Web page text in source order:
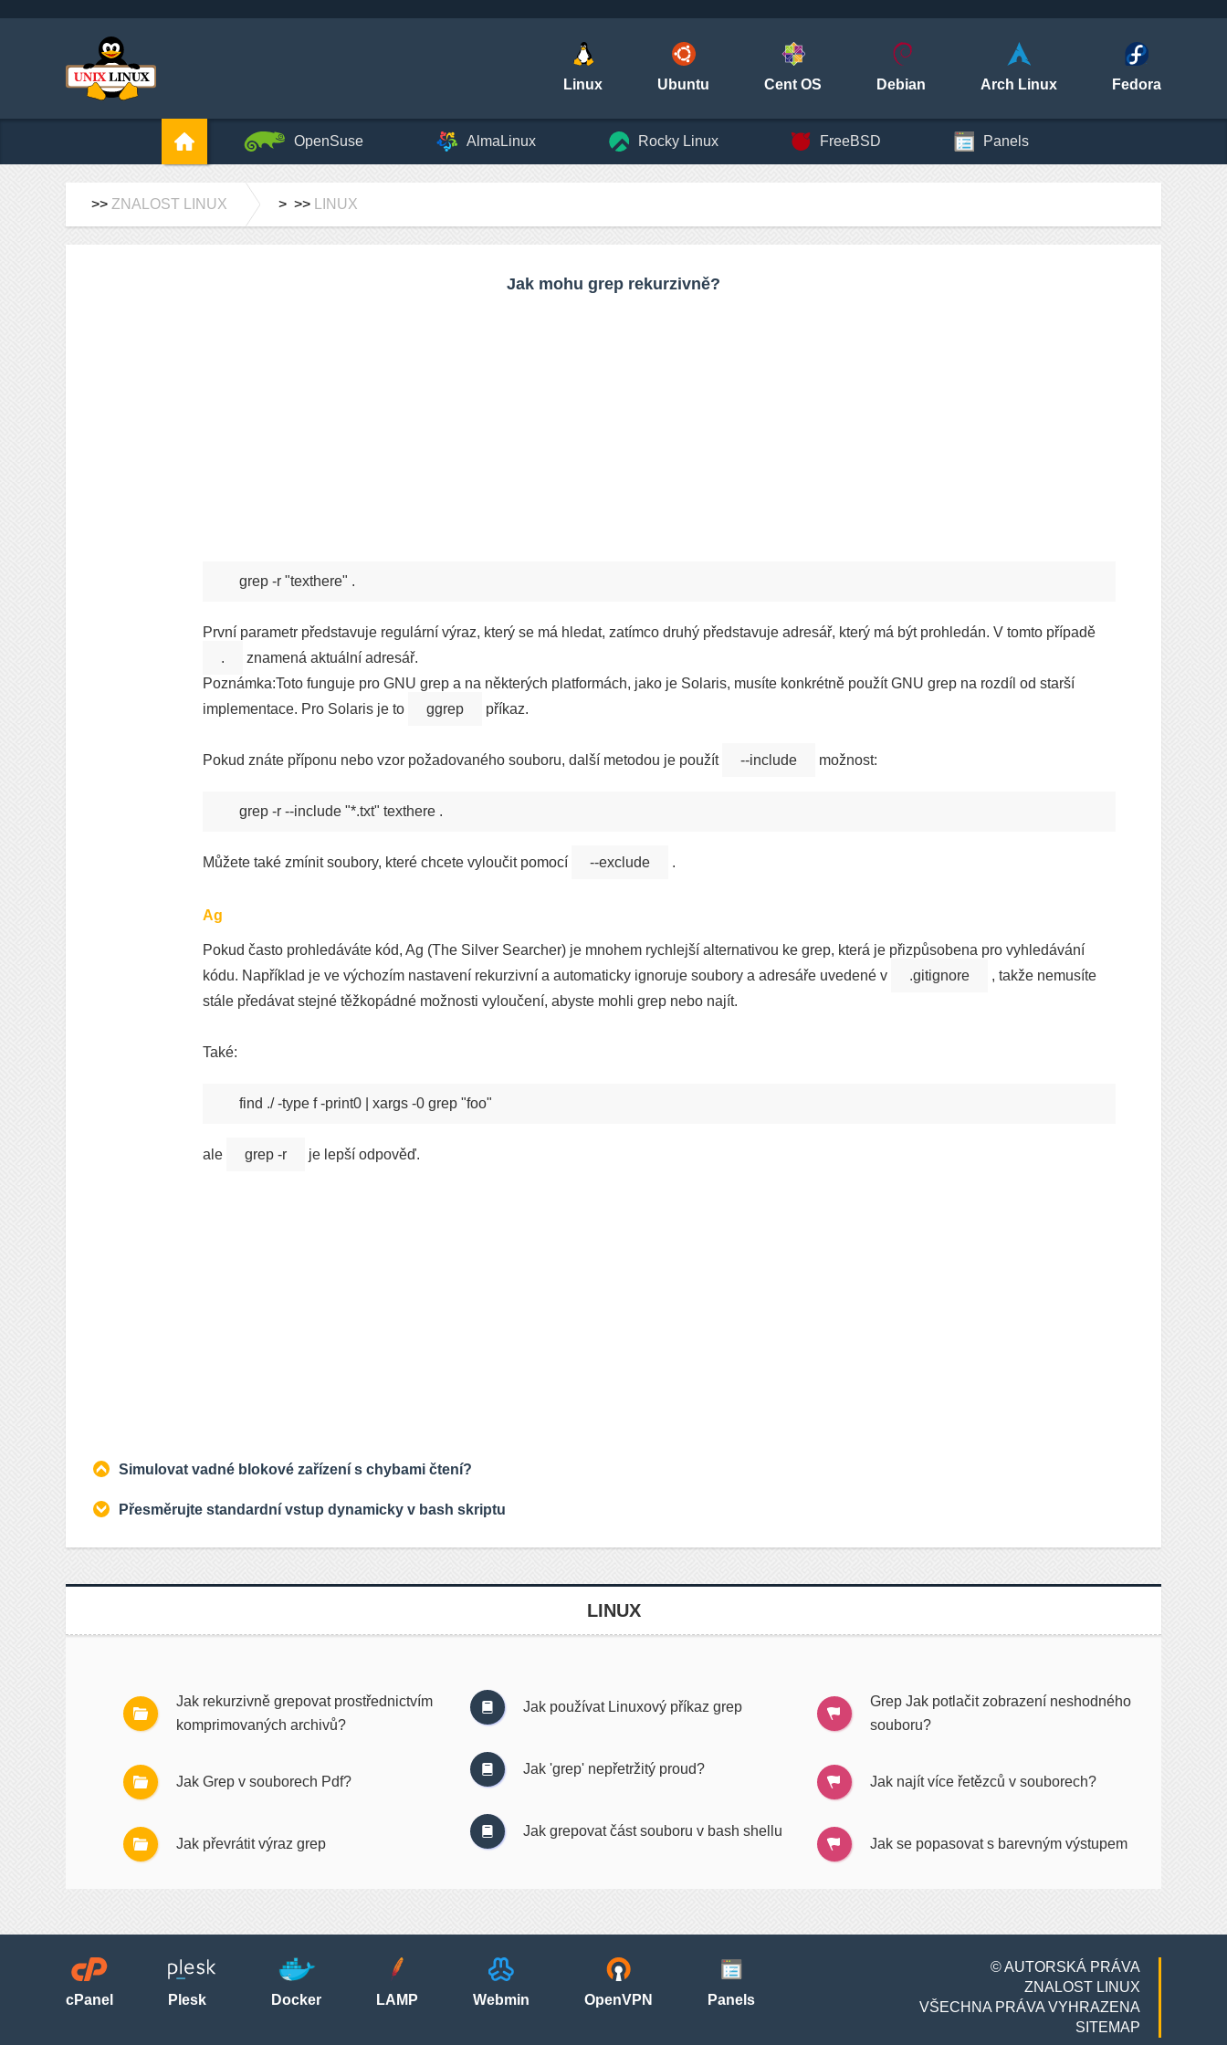
Linux Ubuntu Cent OS Debian Arch Linux Fedora
OpenSuse AlmaLinux Rocky Linux FreeBSD Panels
>> ZNALOST LINUX > >> LINUX
Jak mohu grep rekurzivně?
První parametr představuje regulární výraz, který se má hledat, zatímco druhý představuje adresář, který má být prohledán. V tomto případě
.
znamená aktuální adresář.
Poznámka:Toto funguje pro GNU grep a na některých platformách, jako je Solaris, musíte konkrétně použít GNU grep na rozdíl od starší
implementace. Pro Solaris je to
ggrep příkaz.
Pokud znáte příponu nebo vzor požadovaného souboru, další metodou je použít --include možnost:
Můžete také zmínit soubory, které chcete vyloučit pomocí --exclude .
Ag
Pokud často prohledáváte kód, Ag (The Silver Searcher) je mnohem rychlejší alternativou ke grep, která je přizpůsobena pro vyhledávání
kódu. Například je ve výchozím nastavení rekurzivní a automaticky ignoruje soubory a adresáře uvedené v
.gitignore
, takže nemusíte
stále předávat stejné těžkopádné možnosti vyloučení, abyste mohli grep nebo najít.
Také:
ale grep -r je lepší odpověď.
Simulovat vadné blokové zařízení s chybami čtení?
Přesměrujte standardní vstup dynamicky v bash skriptu
LINUX
Jak rekurzivně grepovat prostřednictvím
komprimovaných archivů?
Jak Grep v souborech Pdf?
Jak převrátit výraz grep
Jak používat Linuxový příkaz grep
Jak 'grep' nepřetržitý proud?
Jak grepovat část souboru v bash shellu
Grep Jak potlačit zobrazení neshodného
souboru?
Jak najít více řetězců v souborech?
Jak se popasovat s barevným výstupem
cPanel Plesk Docker LAMP Webmin OpenVPN Panels
© AUTORSKÁ PRÁVA
ZNALOST LINUX
VŠECHNA PRÁVA VYHRAZENA
SITEMAP